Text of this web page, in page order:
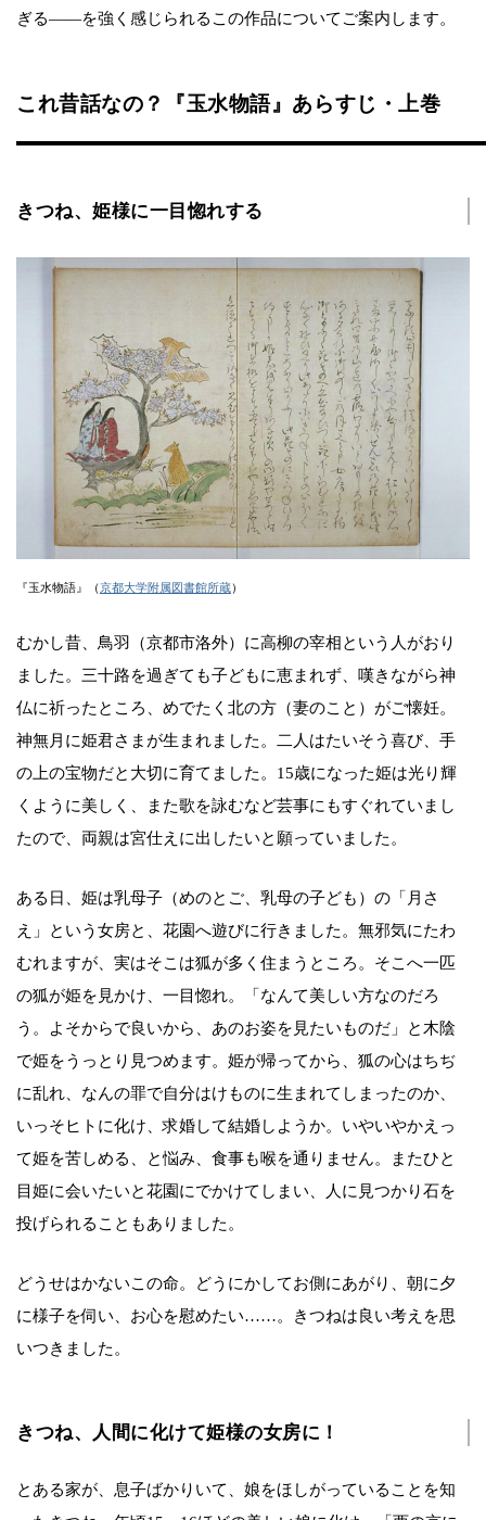
ぎる——を強く感じられるこの作品についてご案内します。
これ昔話なの？『玉水物語』あらすじ・上巻
きつね、姫様に一目惚れする
『玉水物語』（京都大学附属図書館所蔵）
むかし昔、鳥羽（京都市洛外）に高柳の宰相という人がおり
ました。三十路を過ぎても子どもに恵まれず、嘆きながら神
仏に祈ったところ、めでたく北の方（妻のこと）がご懐妊。
神無月に姫君さまが生まれました。二人はたいそう喜び、手
の上の宝物だと大切に育てました。15歳になった姫は光り輝
くように美しく、また歌を詠むなど芸事にもすぐれていまし
たので、両親は宮仕えに出したいと願っていました。
ある日、姫は乳母子（めのとご、乳母の子ども）の「月さ
え」という女房と、花園へ遊びに行きました。無邪気にたわ
むれますが、実はそこは狐が多く住まうところ。そこへ一匹
の狐が姫を見かけ、一目惚れ。「なんて美しい方なのだろ
う。よそからで良いから、あのお姿を見たいものだ」と木陰
で姫をうっとり見つめます。姫が帰ってから、狐の心はちぢ
に乱れ、なんの罪で自分はけものに生まれてしまったのか、
いっそヒトに化け、求婚して結婚しようか。いやいやかえっ
て姫を苦しめる、と悩み、食事も喉を通りません。またひと
目姫に会いたいと花園にでかけてしまい、人に見つかり石を
投げられることもありました。
どうせはかないこの命。どうにかしてお側にあがり、朝に夕
に様子を伺い、お心を慰めたい……。きつねは良い考えを思
いつきました。
きつね、人間に化けて姫様の女房に！
とある家が、息子ばかりいて、娘をほしがっていることを知